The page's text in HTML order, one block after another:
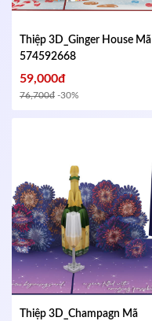
Thiệp 3D_Ginger House Mã
574592668
59,000đ
76,700đ -30%
Thiệp 3D_Champagn Mã